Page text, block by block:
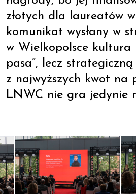
złotych dla laureatów
komunikat wysłany w
w Wielkopolsce kultura
pasa”, lecz
z najwyższych kwot na
LNWC nie gra jedynie